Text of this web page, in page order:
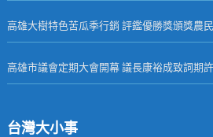
高雄大樹特色苦瓜季行銷 評鑑優勝獎頒獎農民
高雄市議會定期大會開幕 議長康裕成致詞期
台灣大小事